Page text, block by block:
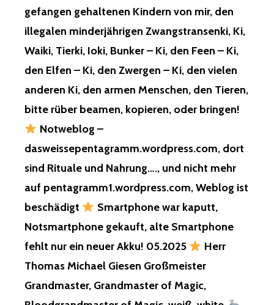
gefangen gehaltenen Kindern von mir, den
illegalen minderjährigen Zwangstransenki, Ki,
Waiki, Tierki, Ioki, Bunker – Ki, den Feen – Ki,
den Elfen – Ki, den Zwergen – Ki, den vielen
anderen Ki, den armen Menschen, den Tieren,
bitte rüber beamen, kopieren, oder bringen!
Notweblog –
dasweissepentagramm.wordpress.com, dort
sind Rituale und Nahrung…., und nicht mehr
auf pentagramm1.wordpress.com, Weblog ist
beschädigt
Smartphone war kaputt,
Notsmartphone gekauft, alte Smartphone
fehlt nur ein neuer Akku! 05.2025
Herr
Thomas Michael Giesen Großmeister
Grandmaster, Grandmaster of Magic,